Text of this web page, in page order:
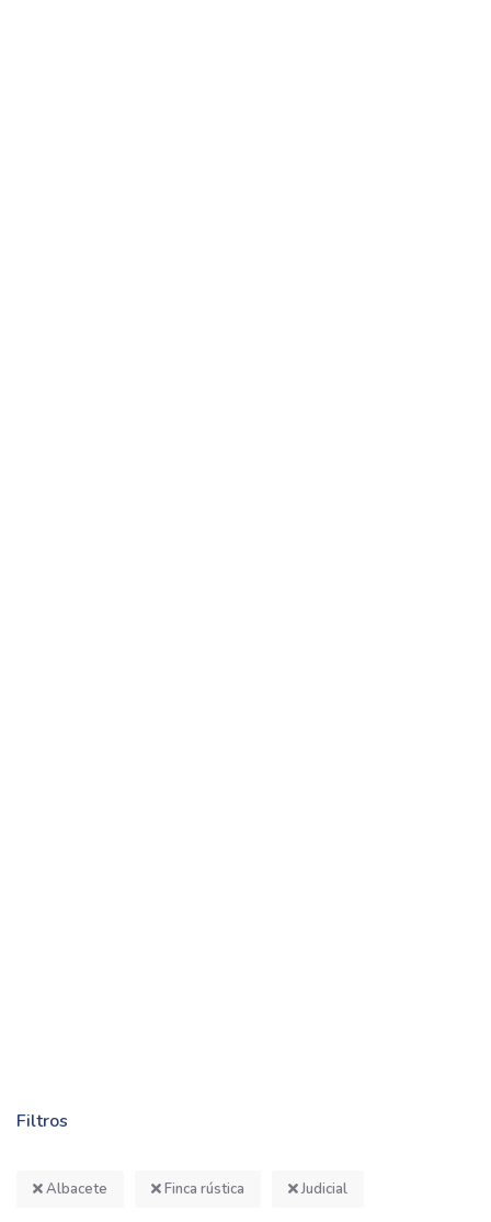
Filtros
Albacete Finca rústica Judicial